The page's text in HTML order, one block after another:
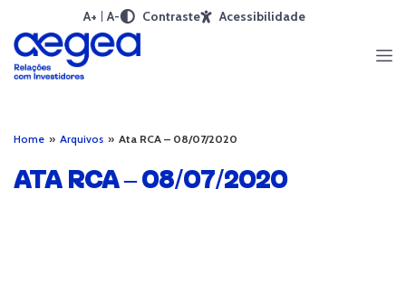
A+ A- Contraste Acessibilidade
Home » Arquivos » Ata RCA – 08/07/2020
ATA RCA – 08/07/2020